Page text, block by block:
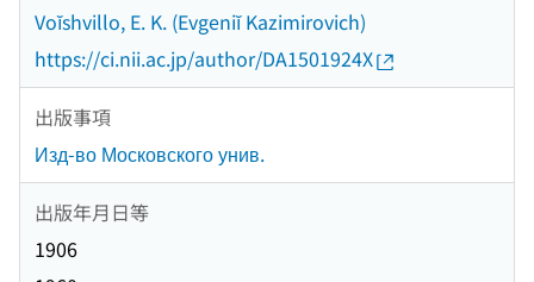
Voĭshvillo, E. K. (Evgeniĭ Kazimirovich)
https://ci.nii.ac.jp/author/DA1501924X
出版事項
Изд-во Московского унив.
出版年月日等
1906